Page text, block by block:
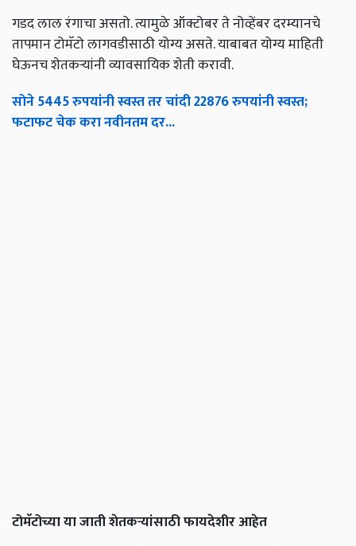
गडद लाल रंगाचा असतो. त्यामुळे ऑक्टोबर ते नोव्हेंबर दरम्यानचे
तापमान टोमॅटो लागवडीसाठी योग्य असते. याबाबत योग्य माहिती
घेऊनच शेतकऱ्यांनी व्यावसायिक शेती करावी.
सोने 5445 रुपयांनी स्वस्त तर चांदी 22876 रुपयांनी स्वस्त;
फटाफट चेक करा नवीनतम दर...
टोमॅटोच्या या जाती शेतकऱ्यांसाठी फायदेशीर आहेत